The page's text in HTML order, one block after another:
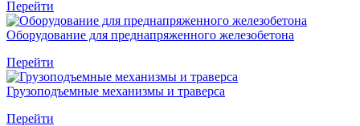
Перейти
Оборудование для преднапряженного железобетона
Перейти
Грузоподъемные механизмы и траверса
Перейти